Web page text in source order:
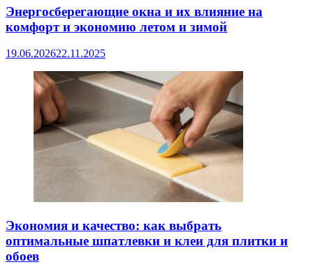
Энергосберегающие окна и их влияние на
комфорт и экономию летом и зимой
19.06.202622.11.2025
Экономия и качество: как выбрать
оптимальные шпатлевки и клеи для плитки и
обоев